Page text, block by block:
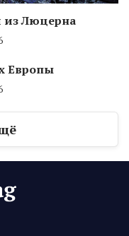
из Люцерна
Европы